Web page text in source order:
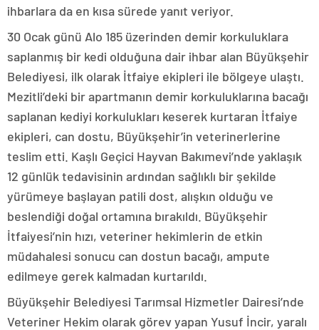
ihbarlara da en kısa sürede yanıt veriyor.
30 Ocak günü Alo 185 üzerinden demir korkuluklara
saplanmış bir kedi olduğuna dair ihbar alan Büyükşehir
Belediyesi, ilk olarak İtfaiye ekipleri ile bölgeye ulaştı.
Mezitli’deki bir apartmanın demir korkuluklarına bacağı
saplanan kediyi korkulukları keserek kurtaran İtfaiye
ekipleri, can dostu, Büyükşehir’in veterinerlerine
teslim etti. Kaşlı Geçici Hayvan Bakımevi’nde yaklaşık
12 günlük tedavisinin ardından sağlıklı bir şekilde
yürümeye başlayan patili dost, alışkın olduğu ve
beslendiği doğal ortamına bırakıldı. Büyükşehir
İtfaiyesi’nin hızı, veteriner hekimlerin de etkin
müdahalesi sonucu can dostun bacağı, ampute
edilmeye gerek kalmadan kurtarıldı.
Büyükşehir Belediyesi Tarımsal Hizmetler Dairesi’nde
Veteriner Hekim olarak görev yapan Yusuf İncir, yaralı